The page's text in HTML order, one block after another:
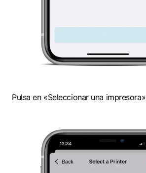
Pulsa en «Seleccionar una impresora»